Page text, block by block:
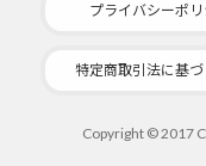
プライバシーポリ
特定商取引法に基
Copyright © 2017